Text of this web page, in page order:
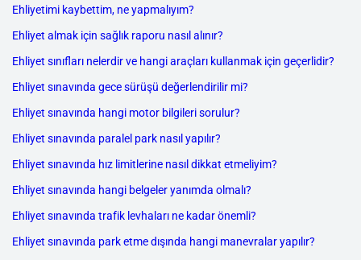
Ehliyetimi kaybettim, ne yapmalıyım?
Ehliyet almak için sağlık raporu nasıl alınır?
Ehliyet sınıfları nelerdir ve hangi araçları kullanmak için geçerlidir?
Ehliyet sınavında gece sürüşü değerlendirilir mi?
Ehliyet sınavında hangi motor bilgileri sorulur?
Ehliyet sınavında paralel park nasıl yapılır?
Ehliyet sınavında hız limitlerine nasıl dikkat etmeliyim?
Ehliyet sınavında hangi belgeler yanımda olmalı?
Ehliyet sınavında trafik levhaları ne kadar önemli?
Ehliyet sınavında park etme dışında hangi manevralar yapılır?